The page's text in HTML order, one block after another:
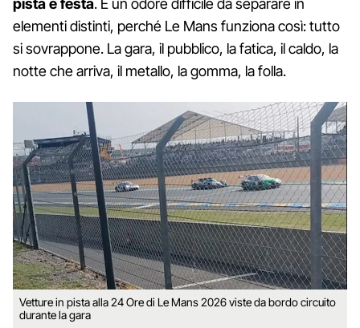
pista e festa. È un odore difficile da separare in
elementi distinti, perché Le Mans funziona così: tutto
si sovrappone. La gara, il pubblico, la fatica, il caldo, la
notte che arriva, il metallo, la gomma, la folla.
Vetture in pista alla 24 Ore di Le Mans 2026 viste da bordo circuito
durante la gara